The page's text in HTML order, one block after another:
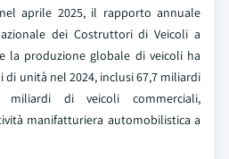
aprile 2025, il rapporto annuale
dei Costruttori di Veicoli a
la produzione globale di veicoli ha
di unità nel 2024, inclusi 67,7 miliardi
di veicoli commerciali,
manifatturiera automobilistica a